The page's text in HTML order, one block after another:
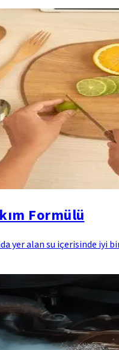
Formülü
yer alan su içerisinde